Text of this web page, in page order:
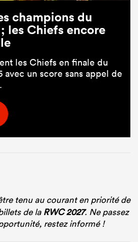
champions du
les Chiefs encore
les Chiefs en finale du
avec un score sans appel de
tenu au courant en priorité de
de laRWC 2027. Ne passez
restez informé !